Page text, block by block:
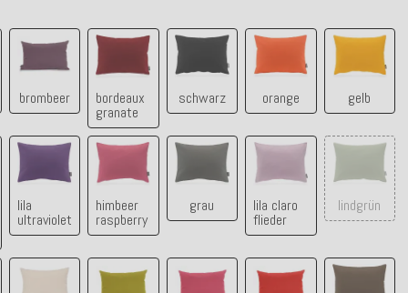
brombeer
brombeer
bordeaux
granate
bordeaux granate
schwarz
schwarz
orange
orange
gelb
gelb
light
lila
ultraviolet
lila ultraviolet
himbeer
raspberry
himbeer raspberry
grau
grau
lila claro
flieder
lila claro flieder
lindgrün
lindgrün
aquacreme grün pink rot tabacco